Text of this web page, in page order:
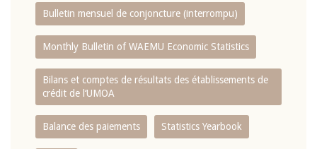
Bulletin mensuel de conjoncture (interrompu)
Monthly Bulletin of WAEMU Economic Statistics
Bilans et comptes de résultats des établissements de
crédit de l‘UMOA
Balance des paiements Statistics Yearbook